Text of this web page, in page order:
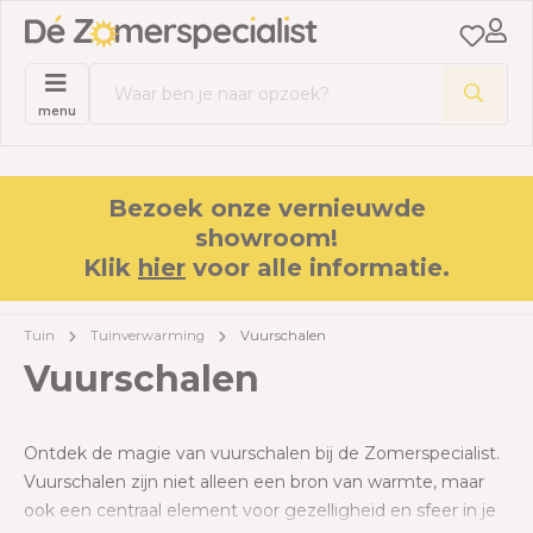
menu
Bezoek onze vernieuwde
showroom!
Klik hier voor alle informatie.
Tuin Tuinverwarming Vuurschalen
Vuurschalen
Ontdek de magie van vuurschalen bij de Zomerspecialist.
Vuurschalen zijn niet alleen een bron van warmte, maar
ook een centraal element voor gezelligheid en sfeer in je